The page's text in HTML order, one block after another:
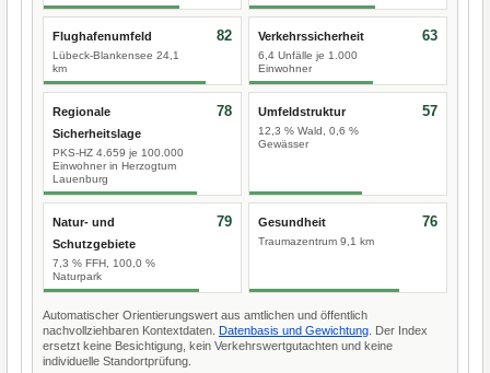
Flughafenumfeld
Lübeck-Blankensee 24,1
km
82 Verkehrssicherheit
6,4 Unfälle je 1.000
Einwohner
63
Regionale
Sicherheitslage
PKS-HZ 4.659 je 100.000
Einwohner in Herzogtum
Lauenburg
78 Umfeldstruktur
12,3 % Wald, 0,6 %
Gewässer
57
Natur- und
Schutzgebiete
7,3 % FFH, 100,0 %
Naturpark
79 Gesundheit
Traumazentrum 9,1 km
76
Automatischer Orientierungswert aus amtlichen und öffentlich
nachvollziehbaren Kontextdaten. Datenbasis und Gewichtung . Der Index
ersetzt keine Besichtigung, kein Verkehrswertgutachten und keine
individuelle Standortprüfung.